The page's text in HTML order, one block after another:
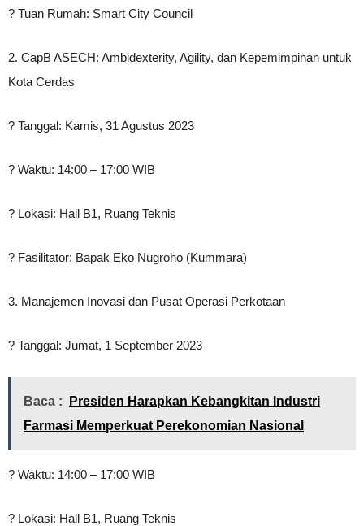
? Tuan Rumah: Smart City Council
2. CapB ASECH: Ambidexterity, Agility, dan Kepemimpinan untuk
Kota Cerdas
? Tanggal: Kamis, 31 Agustus 2023
? Waktu: 14:00 – 17:00 WIB
? Lokasi: Hall B1, Ruang Teknis
? Fasilitator: Bapak Eko Nugroho (Kummara)
3. Manajemen Inovasi dan Pusat Operasi Perkotaan
? Tanggal: Jumat, 1 September 2023
Baca :
Presiden Harapkan Kebangkitan Industri
Farmasi Memperkuat Perekonomian Nasional
? Waktu: 14:00 – 17:00 WIB
? Lokasi: Hall B1, Ruang Teknis